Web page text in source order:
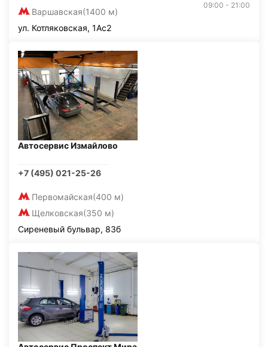
Варшавская(1400 м)
09:00 - 21:00
ул. Котляковская, 1Ас2
Автосервис Измайлово
+7 (495) 021-25-26
Первомайская(400 м)
Щелковская(350 м)
Сиреневый бульвар, 83б